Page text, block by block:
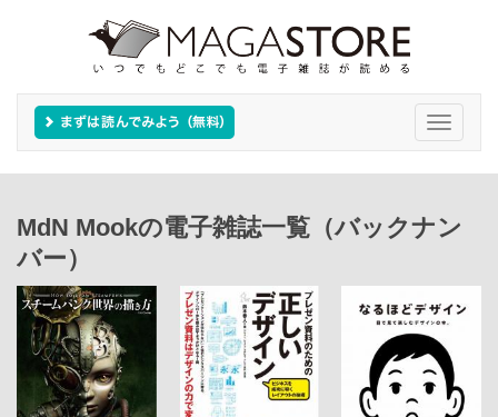
Toggle
MdN Mookの電子雑誌一覧（バックナン
バー）